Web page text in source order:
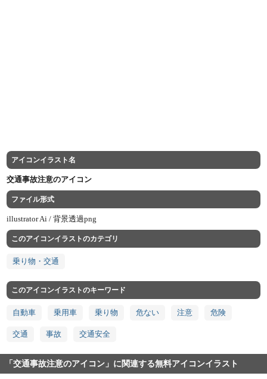
アイコンイラスト名
交通事故注意のアイコン
ファイル形式
illustrator Ai /背景透過png
このアイコンイラストのカテゴリ
乗り物・交通
このアイコンイラストのキーワード
自動車 乗用車 乗り物 危ない 注意 危険
交通 事故 交通安全
「交通事故注意のアイコン」に関連する無料アイコンイラスト